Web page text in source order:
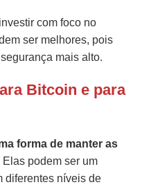
com foco no
ser melhores, pois
mais alto.
Bitcoin e para
forma de manter as
Elas podem ser um
diferentes níveis de